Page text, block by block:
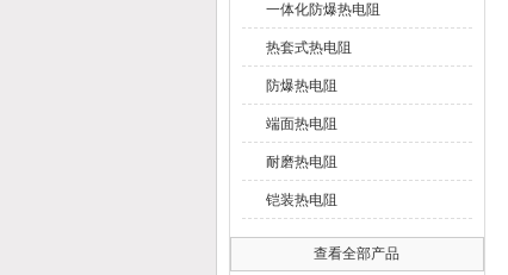
一体化防爆热电阻
热套式热电阻
防爆热电阻
端面热电阻
耐磨热电阻
铠装热电阻
查看全部产品